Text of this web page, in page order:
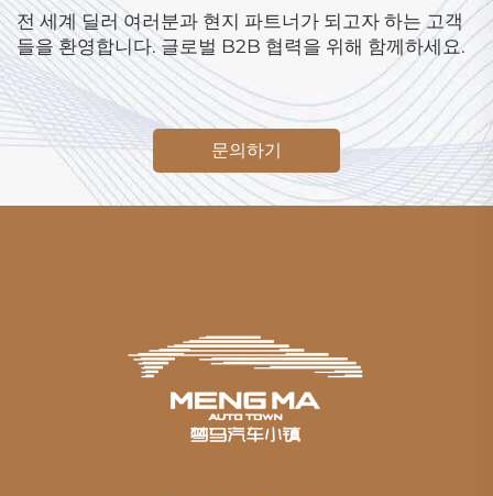
전 세계 딜러 여러분과 현지 파트너가 되고자 하는 고객
들을 환영합니다. 글로벌 B2B 협력을 위해 함께하세요.
문의하기